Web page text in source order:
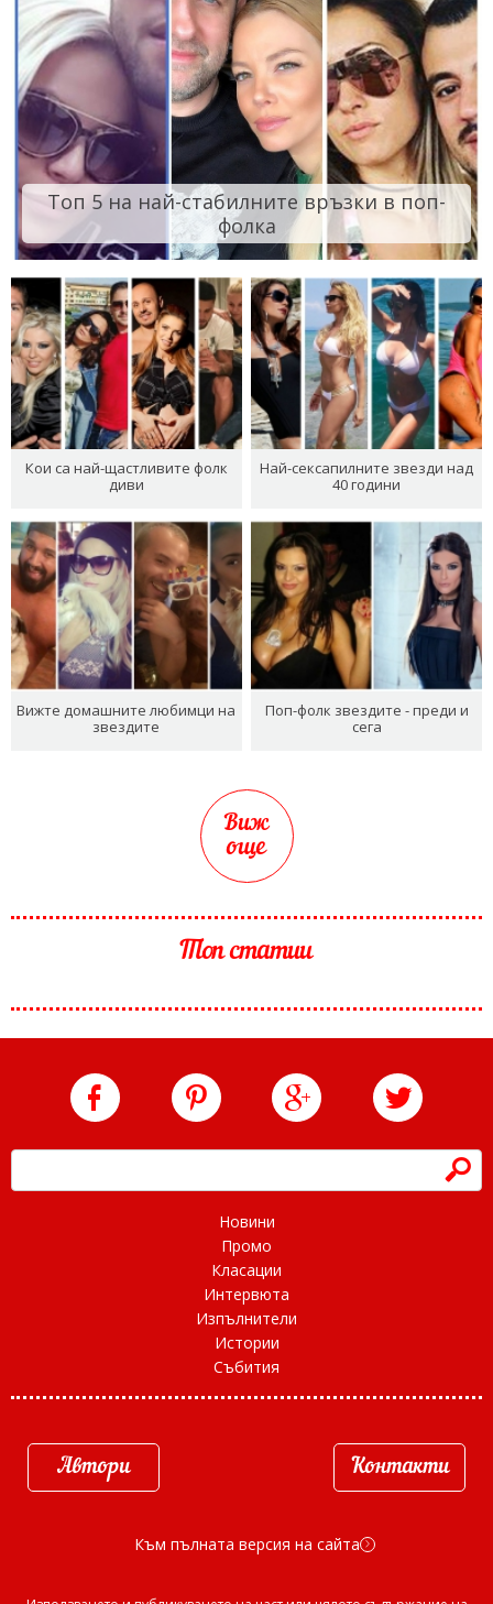
Топ 5 на най-стабилните връзки в поп-
фолка
Кои са най-щастливите фолк
диви
Най-сексапилните звезди над
40 години
Вижте домашните любимци на
звездите
Поп-фолк звездите - преди и
сега
Виж
още
Топ статии
h
Новини
Промо
Класации
Интервюта
Изпълнители
Истории
Събития
Автори Контакти
Към пълната версия на сайта d